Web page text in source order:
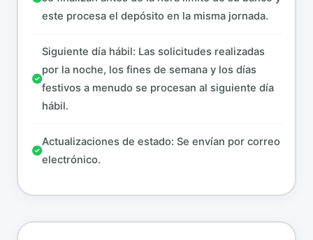
este procesa el depósito en la misma jornada.
Siguiente día hábil: Las solicitudes realizadas
por la noche, los fines de semana y los días
festivos a menudo se procesan al siguiente día
hábil.
Actualizaciones de estado: Se envían por correo
electrónico.